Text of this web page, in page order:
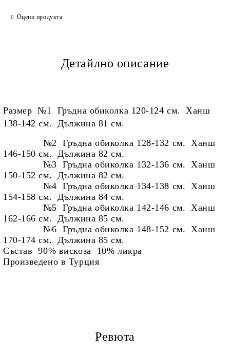
Оцени продукта
Детайлно описание
Размер №1 Гръдна обиколка 120-124 см. Ханш
138-142 см. Дължина 81 см.
№2 Гръдна обиколка 128-132 см. Ханш
146-150 см. Дължина 82 см.
№3 Гръдна обиколка 132-136 см. Ханш
150-152 см. Дължина 82 см.
№4 Гръдна обиколка 134-138 см. Ханш
154-158 см. Дължина 84 см.
№5 Гръдна обиколка 142-146 см. Ханш
162-166 см. Дължина 85 см.
№6 Гръдна обиколка 148-152 см. Ханш
170-174 см. Дължина 85 см.
Състав 90% вискоза 10% ликра
Произведено в Турция
Ревюта